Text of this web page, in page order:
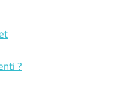
?